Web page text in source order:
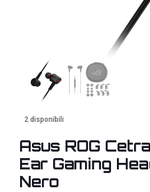
2 disponibili
Asus ROG
Ear Gaming
Nero